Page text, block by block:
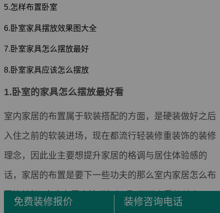
5.怎样布置卧室
6.卧室家具摆放效果图大全
7.卧室家具怎么摆放最好
8.卧室家具应该怎么摆放
1.卧室的家具怎么摆放最好看
室内家居的布置属于软装搭配的方面，是硬装做好之后
入住之前的软装进场，现在都流行轻装修重装饰的装修
理念，因此业主要想提升家居的格调与居住体验感的
话，家居的布置是要下一些功夫的那么室内家居怎么布
置比较好?家庭布置小技巧如何呢?下面来看相关介
免费装修报价 装修咨询电话